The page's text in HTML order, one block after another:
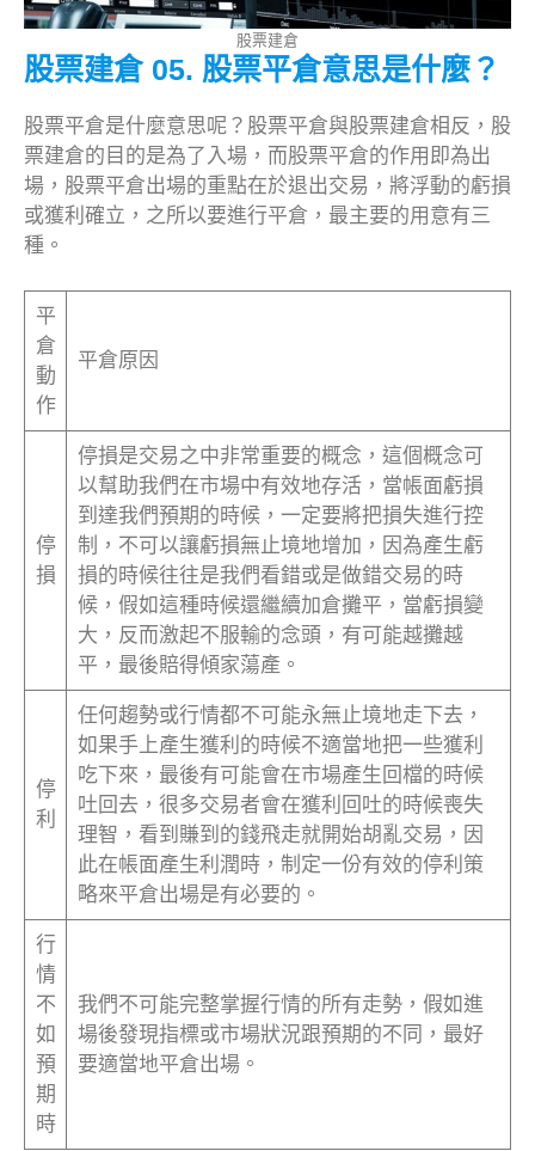
股票建倉
股票建倉 05. 股票平倉意思是什麼？
股票平倉是什麼意思呢？股票平倉與股票建倉相反，股
票建倉的目的是為了入場，而股票平倉的作用即為出
場，股票平倉出場的重點在於退出交易，將浮動的虧損
或獲利確立，之所以要進行平倉，最主要的用意有三
種。
平
倉
動
作
平倉原因
停
損
停損是交易之中非常重要的概念，這個概念可
以幫助我們在市場中有效地存活，當帳面虧損
到達我們預期的時候，一定要將把損失進行控
制，不可以讓虧損無止境地增加，因為產生虧
損的時候往往是我們看錯或是做錯交易的時
候，假如這種時候還繼續加倉攤平，當虧損變
大，反而激起不服輸的念頭，有可能越攤越
平，最後賠得傾家蕩產。
停
利
任何趨勢或行情都不可能永無止境地走下去，
如果手上產生獲利的時候不適當地把一些獲利
吃下來，最後有可能會在市場產生回檔的時候
吐回去，很多交易者會在獲利回吐的時候喪失
理智，看到賺到的錢飛走就開始胡亂交易，因
此在帳面產生利潤時，制定一份有效的停利策
略來平倉出場是有必要的。
行
情
不
如
預
期
時
我們不可能完整掌握行情的所有走勢，假如進
場後發現指標或市場狀況跟預期的不同，最好
要適當地平倉出場。